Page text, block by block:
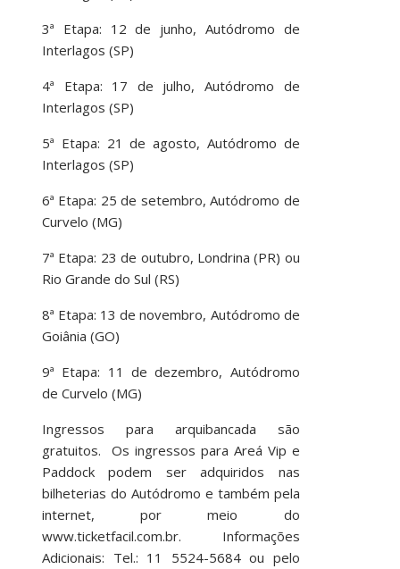
3ª Etapa: 12 de junho, Autódromo de
Interlagos (SP)
4ª Etapa: 17 de julho, Autódromo de
Interlagos (SP)
5ª Etapa: 21 de agosto, Autódromo de
Interlagos (SP)
6ª Etapa: 25 de setembro, Autódromo de
Curvelo (MG)
7ª Etapa: 23 de outubro, Londrina (PR) ou
Rio Grande do Sul (RS)
8ª Etapa: 13 de novembro, Autódromo de
Goiânia (GO)
9ª Etapa: 11 de dezembro, Autódromo
de Curvelo (MG)
Ingressos para arquibancada são
gratuitos. Os ingressos para Areá Vip e
Paddock podem ser adquiridos nas
bilheterias do Autódromo e também pela
internet, por meio do
www.ticketfacil.com.br. Informações
Adicionais: Tel.: 11 5524-5684 ou pelo